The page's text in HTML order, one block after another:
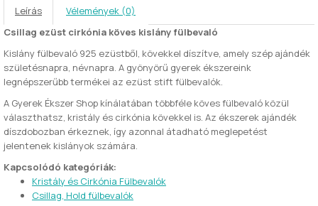
Leírás
Vélemények (0)
Csillag ezüst cirkónia köves kislány fülbevaló
Kislány fülbevaló 925 ezüstből, kövekkel díszítve, amely szép ajándék
születésnapra, névnapra. A gyönyörű gyerek ékszereink
legnépszerűbb termékei az ezüst stift fülbevalók.
A Gyerek Ékszer Shop kínálatában többféle köves fülbevaló közül
választhatsz, kristály és cirkónia kövekkel is. Az ékszerek ajándék
díszdobozban érkeznek, így azonnal átadható meglepetést
jelentenek kislányok számára.
Kapcsolódó kategóriák:
Kristály és Cirkónia Fülbevalók
Csillag, Hold fülbevalók